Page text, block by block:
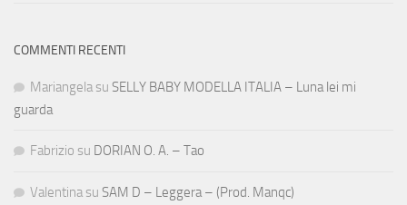
COMMENTI RECENTI
Mariangela su SELLY BABY MODELLA ITALIA – Luna lei mi
guarda
Fabrizio su DORIAN O. A. – Tao
Valentina su SAM D – Leggera – (Prod. Manqc)